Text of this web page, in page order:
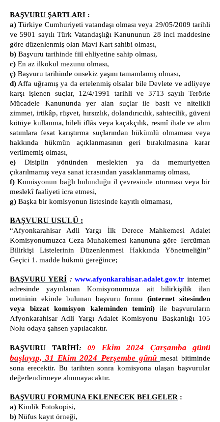
MÜDÜRLÜĞÜ
ARABULUCULUK BÜROSU
CEZA İNFAZ KURUMLARIMIZ
AFYONKARAHİSAR E TİPİ KAPALI CEZA İNFAZ
KURUMU
AFYONKARAHİSAR AÇIK CEZA İNFAZ KURUMU
AFYONKARAHİSAR 1 NOLU TİPİ KAPALI CEZA İNFAZ
KURUMU
AFYONKARAHİSAR 2 NOLU TİPİ KAPALI CEZA İNFAZ
KURUMU
AFYONKARAHİSAR KAMPÜS AÇIK CEZA İNFAZ
KURUMU
ADLİYE LOJMANLARI
FATİH MAHALLESİ ATVGV LOJMANLARI
TOKİ LOJMANLARI
1 NOLU LOJMAN
2 NOLU LOJMAN
YEMEK LİSTESİ
C.BAŞSAVCILIĞI
CUMHURİYET BAŞSAVCISI
CUMHURİYET BAŞSAVCI VEKİLLERİ
CUMHURİYET SAVCILARI
CUMHURİYET BAŞSAVCILIĞI BİRİMLERİ
MEDYA İLETİŞİM BÜROSU
KOMİSYON BAŞKANI VE ÜYELER
KOMİSYON KALEMİ
MAHKEMELER
CEZA MAHKEMELERİ
HUKUK MAHKEMELERİ
BAŞVURU ŞARTLARI :
a) Türkiye Cumhuriyeti vatandaşı olmasıveya 29/05/2009 tarihli
ve 5901 sayılı Türk Vatandaşlığı Kanununun 28 inci maddesine
göre düzenlenmiş olan Mavi Kart sahibi olması,
b) Başvuru tarihinde fiil ehliyetine sahip olması,
c) En az ilkokul mezunu olması,
ç) Başvuru tarihinde onsekiz yaşını tamamlamış olması,
d) Affa uğramış ya da ertelenmiş olsalar bile Devlete ve adliyeye
karşı işlenen suçlar, 12/4/1991 tarihli ve 3713 sayılı Terörle
Mücadele Kanununda yer alan suçlar ile basit ve nitelikli
zimmet, irtikâp, rüşvet, hırsızlık, dolandırıcılık, sahtecilik, güveni
kötüye kullanma, hileli iflâs veya kaçakçılık, resmî ihale ve alım
satımlara fesat karıştırma suçlarından hükümlü olmaması veya
hakkında hükmün açıklanmasının geri bırakılmasına karar
verilmemiş olması,
e) Disiplin yönünden meslekten ya da memuriyetten
çıkarılmamış veya sanat icrasından yasaklanmamış olması,
f) Komisyonun bağlı bulunduğu il çevresinde oturması veya bir
meslekî faaliyeti icra etmesi,
g) Başka bir komisyonun listesinde kayıtlı olmaması,
BAŞVURU USULÜ :
“Afyonkarahisar Adli Yargı İlk Derece Mahkemesi Adalet
Komisyonumuzca Ceza Muhakemesi kanununa göre Tercüman
Bilirkişi Listelerinin Düzenlenmesi Hakkında Yönetmeliğin”
Geçici 1. madde hükmü gereğince;
BAŞVURU YERİ:www.afyonkarahisar.adalet.gov.tr internet
adresinde yayınlanan Komisyonumuza ait bilirkişilik ilan
metninin ekinde bulunan başvuru formu (internet sitesinden
veya bizzat komisyon kaleminden temini) ile
başvuruların
Afyonkarahisar Adli Yargı Adalet Komisyonu Başkanlığı 105
Nolu odaya şahsen yapılacaktır.
BAŞVURU TARİHİ: 09
Ekim 2024 Çarşamba günü
başlayıp, 31 Ekim 2024 Perşembe günü mesai bitiminde
sona erecektir. Bu tarihten sonra komisyona ulaşan başvurular
değerlendirmeye alınmayacaktır.
BAŞVURU FORMUNA EKLENECEK BELGELER :
a) Kimlik Fotokopisi,
b) Nüfus kayıt örneği,